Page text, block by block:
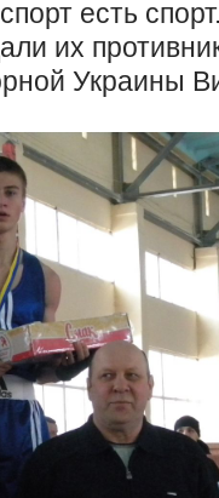
есть
их
Украины